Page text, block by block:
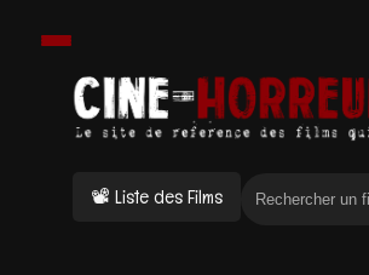
📽 Liste des Films